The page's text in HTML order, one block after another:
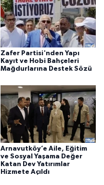
Zafer Partisi'nden Yapı
Kayıt ve Hobi Bahçeleri
Mağdurlarına Destek Sözü
Arnavutköy’e Aile, Eğitim
ve Sosyal Yaşama Değer
Katan Dev Yatırımlar
Hizmete Açıldı